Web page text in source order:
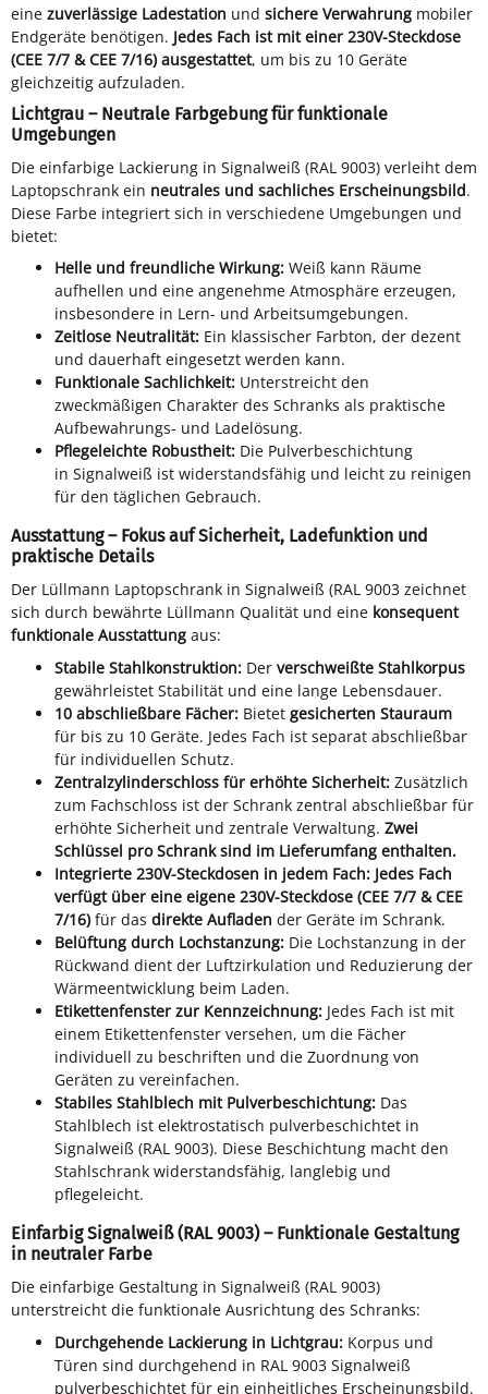
eine zuverlässige Ladestation und sichere Verwahrung mobiler
Endgeräte benötigen. Jedes Fach ist mit einer 230V-Steckdose
(CEE 7/7 & CEE 7/16) ausgestattet, um bis zu 10 Geräte
gleichzeitig aufzuladen.
Lichtgrau – Neutrale Farbgebung für funktionale
Umgebungen
Die einfarbige Lackierung in Signalweiß (RAL 9003) verleiht dem
Laptopschrank ein neutrales und sachliches Erscheinungsbild.
Diese Farbe integriert sich in verschiedene Umgebungen und
bietet:
Helle und freundliche Wirkung: Weiß kann Räume
aufhellen und eine angenehme Atmosphäre erzeugen,
insbesondere in Lern- und Arbeitsumgebungen.
Zeitlose Neutralität: Ein klassischer Farbton, der dezent
und dauerhaft eingesetzt werden kann.
Funktionale Sachlichkeit: Unterstreicht den
zweckmäßigen Charakter des Schranks als praktische
Aufbewahrungs- und Ladelösung.
Pflegeleichte Robustheit: Die Pulverbeschichtung
in Signalweiß ist widerstandsfähig und leicht zu reinigen
für den täglichen Gebrauch.
Ausstattung – Fokus auf Sicherheit, Ladefunktion und
praktische Details
Der Lüllmann Laptopschrank in Signalweiß (RAL 9003 zeichnet
sich durch bewährte Lüllmann Qualität und eine konsequent
funktionale Ausstattung aus:
Stabile Stahlkonstruktion: Der verschweißte Stahlkorpus
gewährleistet Stabilität und eine lange Lebensdauer.
10 abschließbare Fächer: Bietet gesicherten Stauraum
für bis zu 10 Geräte. Jedes Fach ist separat abschließbar
für individuellen Schutz.
Zentralzylinderschloss für erhöhte Sicherheit: Zusätzlich
zum Fachschloss ist der Schrank zentral abschließbar für
erhöhte Sicherheit und zentrale Verwaltung. Zwei
Schlüssel pro Schrank sind im Lieferumfang enthalten.
Integrierte 230V-Steckdosen in jedem Fach: Jedes Fach
verfügt über eine eigene 230V-Steckdose (CEE 7/7 & CEE
7/16) für das direkte Aufladen der Geräte im Schrank.
Belüftung durch Lochstanzung: Die Lochstanzung in der
Rückwand dient der Luftzirkulation und Reduzierung der
Wärmeentwicklung beim Laden.
Etikettenfenster zur Kennzeichnung: Jedes Fach ist mit
einem Etikettenfenster versehen, um die Fächer
individuell zu beschriften und die Zuordnung von
Geräten zu vereinfachen.
Stabiles Stahlblech mit Pulverbeschichtung: Das
Stahlblech ist elektrostatisch pulverbeschichtet in
Signalweiß (RAL 9003). Diese Beschichtung macht den
Stahlschrank widerstandsfähig, langlebig und
pflegeleicht.
Einfarbig Signalweiß (RAL 9003) – Funktionale Gestaltung
in neutraler Farbe
Die einfarbige Gestaltung in Signalweiß (RAL 9003)
unterstreicht die funktionale Ausrichtung des Schranks:
Durchgehende Lackierung in Lichtgrau: Korpus und
Türen sind durchgehend in RAL 9003 Signalweiß
pulverbeschichtet für ein einheitliches Erscheinungsbild.